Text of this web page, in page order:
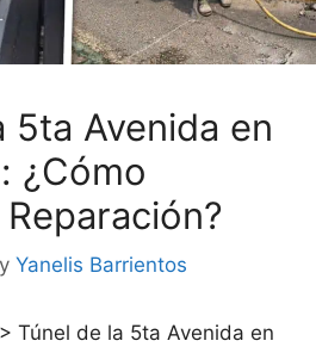
5ta Avenida en
¿Cómo
Yanelis Barrientos
> Túnel de la 5ta Avenida en